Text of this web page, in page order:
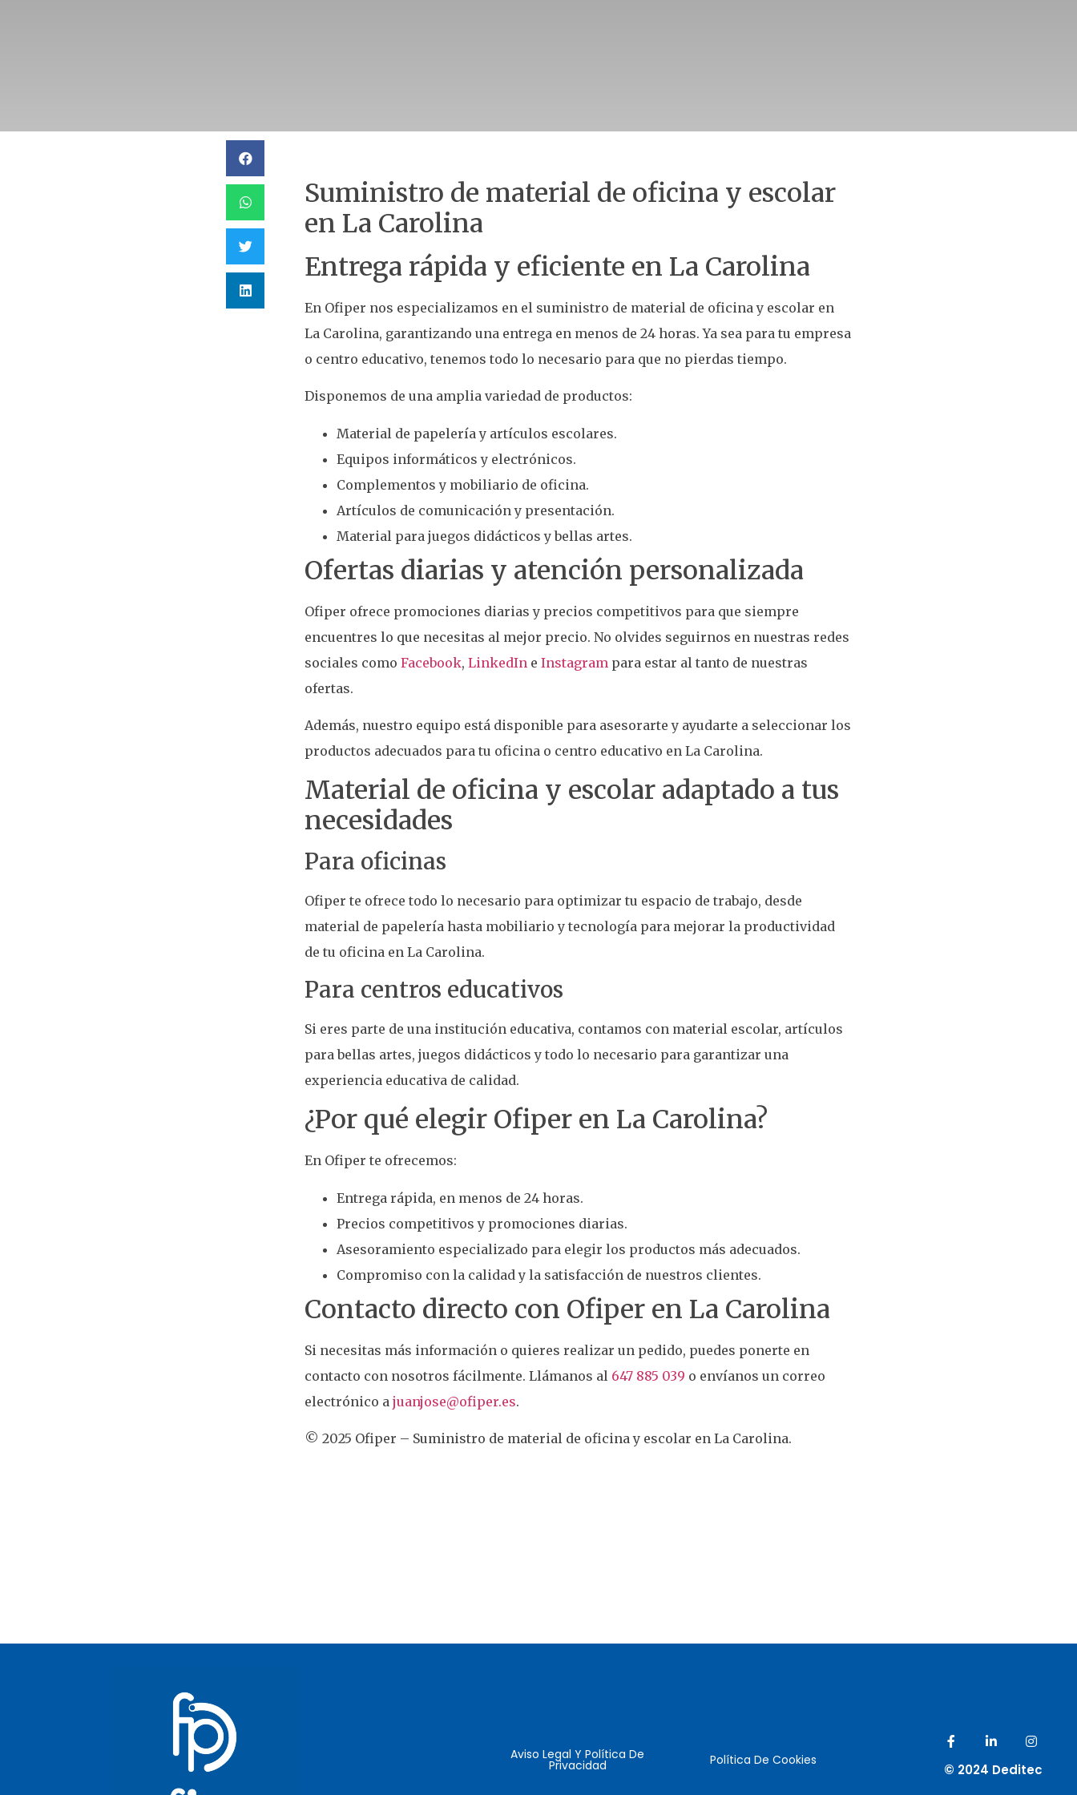
Suministro de material de oficina y escolar
en La Carolina
Entrega rápida y eficiente en La Carolina
En Ofiper nos especializamos en el suministro de material de oficina y escolar en
La Carolina, garantizando una entrega en menos de 24 horas. Ya sea para tu empresa
o centro educativo, tenemos todo lo necesario para que no pierdas tiempo.
Disponemos de una amplia variedad de productos:
Material de papelería y artículos escolares.
Equipos informáticos y electrónicos.
Complementos y mobiliario de oficina.
Artículos de comunicación y presentación.
Material para juegos didácticos y bellas artes.
Ofertas diarias y atención personalizada
Ofiper ofrece promociones diarias y precios competitivos para que siempre
encuentres lo que necesitas al mejor precio. No olvides seguirnos en nuestras redes
sociales como Facebook, LinkedIn e Instagram para estar al tanto de nuestras
ofertas.
Además, nuestro equipo está disponible para asesorarte y ayudarte a seleccionar los
productos adecuados para tu oficina o centro educativo en La Carolina.
Material de oficina y escolar adaptado a tus
necesidades
Para oficinas
Ofiper te ofrece todo lo necesario para optimizar tu espacio de trabajo, desde
material de papelería hasta mobiliario y tecnología para mejorar la productividad
de tu oficina en La Carolina.
Para centros educativos
Si eres parte de una institución educativa, contamos con material escolar, artículos
para bellas artes, juegos didácticos y todo lo necesario para garantizar una
experiencia educativa de calidad.
¿Por qué elegir Ofiper en La Carolina?
En Ofiper te ofrecemos:
Entrega rápida, en menos de 24 horas.
Precios competitivos y promociones diarias.
Asesoramiento especializado para elegir los productos más adecuados.
Compromiso con la calidad y la satisfacción de nuestros clientes.
Contacto directo con Ofiper en La Carolina
Si necesitas más información o quieres realizar un pedido, puedes ponerte en
contacto con nosotros fácilmente. Llámanos al 647 885 039 o envíanos un correo
electrónico a juanjose@ofiper.es.
© 2025 Ofiper – Suministro de material de oficina y escolar en La Carolina.
Aviso Legal Y Política De
Privacidad Política De Cookies
© 2024 Deditec